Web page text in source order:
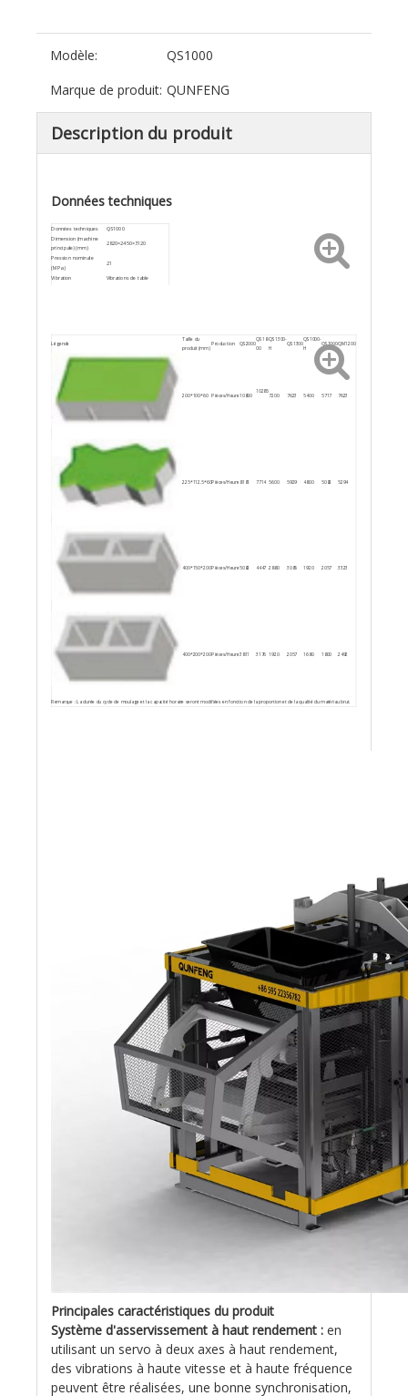
Modèle:
QS1000
Marque de produit: QUNFENG
Description du produit
Données techniques
Données techniques
QS1000
Dimension (machine
principale) (mm)
2820×2450×3120
Pression nominale
(MPa)
21
Vibration
Vibrations de table
Légende
Taille du
produit (mm)
Production QS2000
QS18
00
QS1300-
H
QS1300
QS1000-
H
QS1000QM1200
200*100*60 Pièces/Heure10800
10285
7200 7623 5400 5717 7623
225*112.5*60Pièces/Heure8181 7714 5600 5929 4800 5082 5294
400*150*200 Pièces/Heure5082 4447 2880 3085 1920 2057 3323
400*200*200 Pièces/Heure3811 3176 1920 2057 1680 1800 2492
Remarque : La durée du cycle de moulage et la capacité horaire seront modifiées en fonction de la proportion et de la qualité du matériau brut.
Principales caractéristiques du produit
Système d'asservissement à haut rendement : en
utilisant un servo à deux axes à haut rendement,
des vibrations à haute vitesse et à haute fréquence
peuvent être réalisées, une bonne synchronisation,